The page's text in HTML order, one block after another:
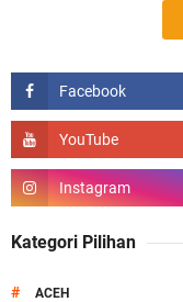
Kategori Pilihan
# ACEH